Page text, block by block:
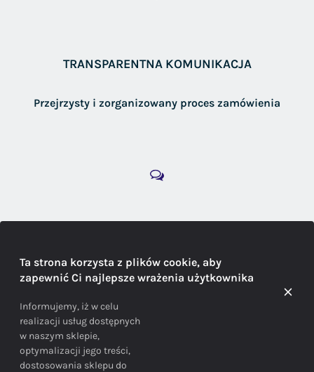
TRANSPARENTNA KOMUNIKACJA
Przejrzysty i zorganizowany proces zamówienia
Doradzamy na każdym etapie zakupu
Ta strona korzysta z plików cookie, aby
zapewnić Ci najlepsze wrażenia użytkownika
Informujemy, iż w celu
realizacji usług dostępnych
w naszym sklepie,
optymalizacji jego treści,
dostosowania sklepu do